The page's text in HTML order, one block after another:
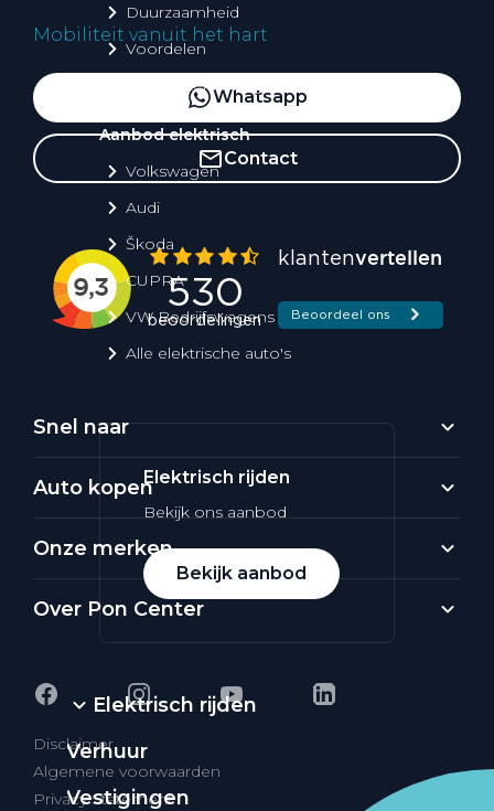
Duurzaamheid
Voordelen
Veelgestelde vragen
Aanbod elektrisch
Volkswagen
Audi
Škoda
CUPRA
VW Bedrijfswagens
Alle elektrische auto's
Elektrisch rijden
Bekijk ons aanbod
Bekijk aanbod
Elektrisch rijden
Verhuur
Vestigingen
Mobiliteit vanuit het hart
Whatsapp
Contact
Snel naar
Auto kopen
Onze merken
Over Pon Center
Disclaimer
Algemene voorwaarden
Privacy Statement